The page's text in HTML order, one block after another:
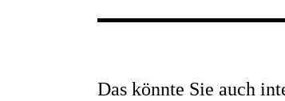
Das könnte Sie auch